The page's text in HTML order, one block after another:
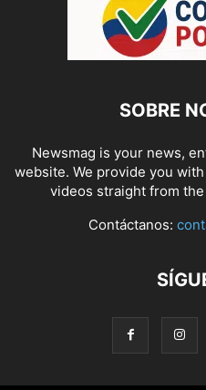
SOBRE
Newsmag is your news,
website. We provide you
videos straight from
Contáctanos: